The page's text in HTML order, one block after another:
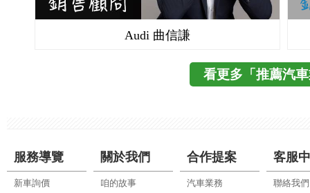
Audi 曲信謙
看更多「推薦汽
服務導覽
新車詢價
關於我們
咱的故事
合作提案
汽車業務
客服
聯絡我們